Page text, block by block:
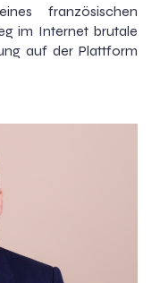
französischen
im Internet brutale
auf der Plattform